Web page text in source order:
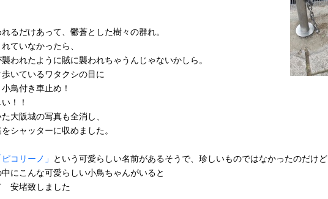
れるだけあって、鬱蒼とした樹々の群れ。
ていなかったら、
襲われたように賊に襲われちゃうんじゃないかしら。
いているワタクシの目に
鳥付き車止め！
！！
大阪城の写真も全消し、
シャッターに収めました。
ピコリーノ」 という可愛らしい名前があるそうで、珍しいものではなかったのだけど
にこんな可愛らしい小鳥ちゃんがいると
安堵致しました